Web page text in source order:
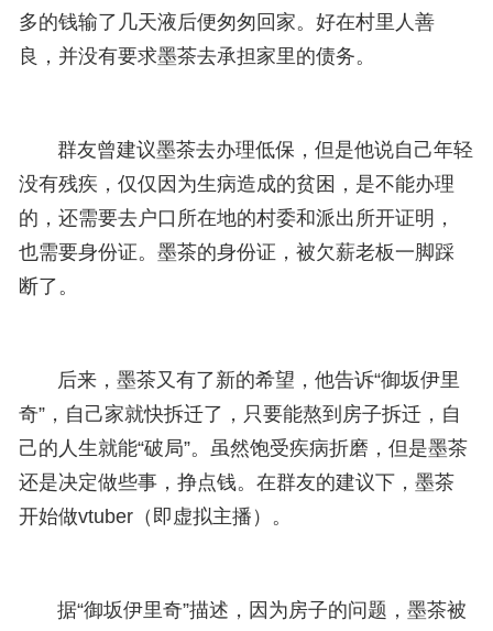
多的钱输了几天液后便匆匆回家。好在村里人善
良，并没有要求墨茶去承担家里的债务。
群友曾建议墨茶去办理低保，但是他说自己年轻
没有残疾，仅仅因为生病造成的贫困，是不能办理
的，还需要去户口所在地的村委和派出所开证明，
也需要身份证。墨茶的身份证，被欠薪老板一脚踩
断了。
后来，墨茶又有了新的希望，他告诉“御坂伊里
奇”，自己家就快拆迁了，只要能熬到房子拆迁，自
己的人生就能“破局”。虽然饱受疾病折磨，但是墨茶
还是决定做些事，挣点钱。在群友的建议下，墨茶
开始做vtuber（即虚拟主播）。
据“御坂伊里奇”描述，因为房子的问题，墨茶被